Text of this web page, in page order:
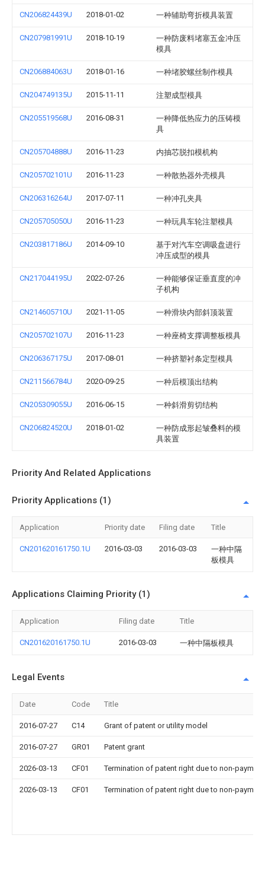
CN206824439U 2018-01-02 一种辅助弯折模具装置
CN207981991U 2018-10-19
一种防废料堵塞五金冲压
模具
CN206884063U 2018-01-16 一种堵胶螺丝制作模具
CN204749135U 2015-11-11 注塑成型模具
CN205519568U 2016-08-31
一种降低热应力的压铸模
具
CN205704888U 2016-11-23 内抽芯脱扣模机构
CN205702101U 2016-11-23 一种散热器外壳模具
CN206316264U 2017-07-11 一种冲孔夹具
CN205705050U 2016-11-23 一种玩具车轮注塑模具
CN203817186U 2014-09-10
基于对汽车空调吸盘进行
冲压成型的模具
CN217044195U 2022-07-26
一种能够保证垂直度的冲
子机构
CN214605710U 2021-11-05 一种滑块内部斜顶装置
CN205702107U 2016-11-23 一种座椅支撑调整板模具
CN206367175U 2017-08-01 一种挤塑衬条定型模具
CN211566784U 2020-09-25 一种后模顶出结构
CN205309055U 2016-06-15 一种斜滑剪切结构
CN206824520U 2018-01-02
一种防成形起皱叠料的模
具装置
Priority And Related Applications
Priority Applications (1)
Application Priority date Filing date Title
CN201620161750.1U 2016-03-03 2016-03-03
一种中隔
板模具
Applications Claiming Priority (1)
Application Filing date Title
CN201620161750.1U 2016-03-03 一种中隔板模具
Legal Events
Date Code Title
2016-07-27 C14 Grant of patent or utility model
2016-07-27 GR01 Patent grant
2026-03-13 CF01 Termination of patent right due to non-
2026-03-13 CF01 Termination of patent right due to non-